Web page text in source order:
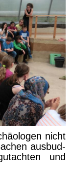
nicht
aus­bud­
und